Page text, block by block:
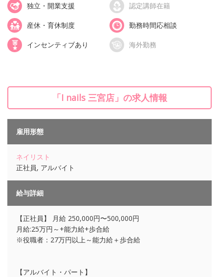
独立・開業支援 認定講師在籍
産休・育休制度 勤務時間応相談
インセンティブあり 海外勤務
「I nails 三宮店」の求人情報
雇用形態
ネイリスト
正社員, アルバイト
給与詳細
【正社員】 月給 250,000円〜500,000円
月給:25万円～+能力給+歩合給
※役職者：27万円以上～能力給＋歩合給
【アルバイト・パート】